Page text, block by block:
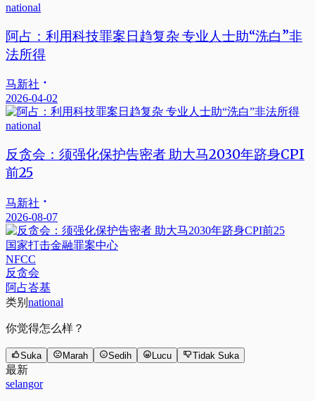
national
阿占：利用科技罪案日趋复杂 专业人士助“洗白”非
法所得
马新社
2026-04-02
national
反贪会：须强化保护告密者 助大马2030年跻身CPI
前25
马新社
2026-08-07
国家打击金融罪案中心
NFCC
反贪会
阿占峇基
类别 national
你觉得怎么样？
Suka Marah Sedih Lucu Tidak Suka
最新
selangor